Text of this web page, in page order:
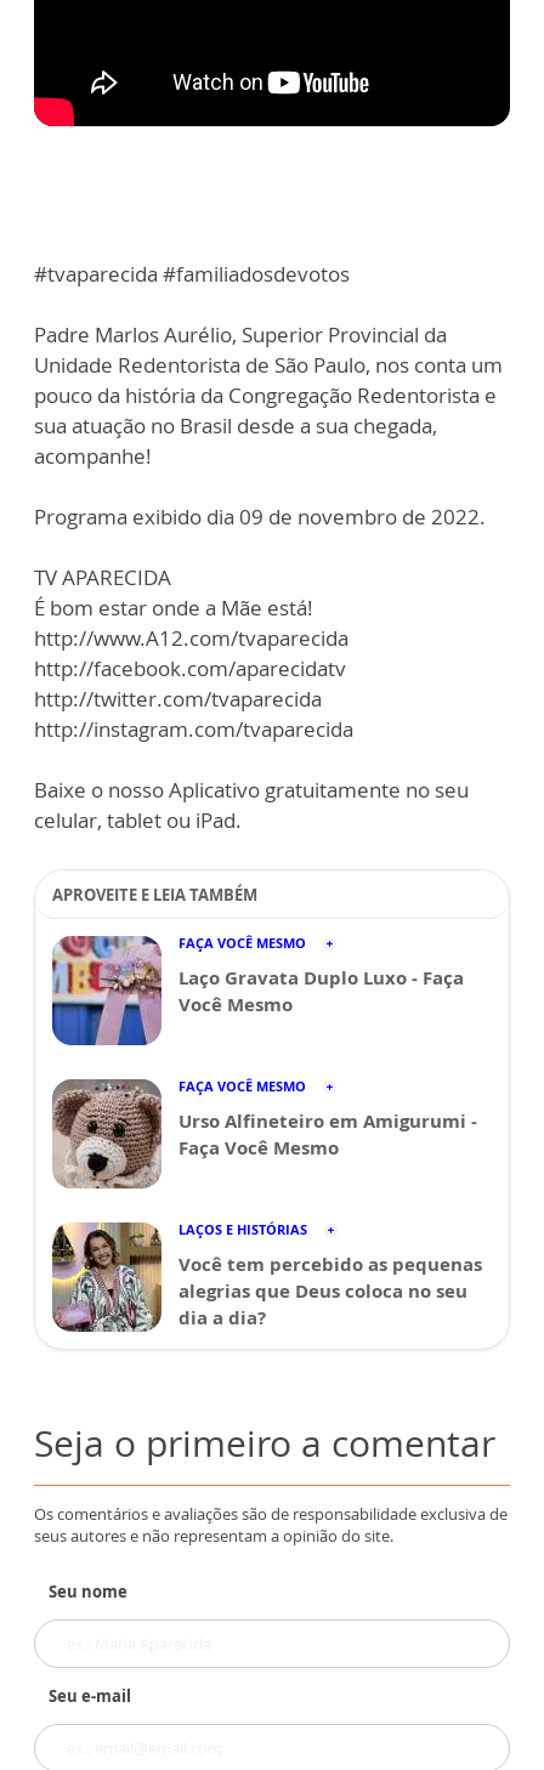
#tvaparecida #familiadosdevotos
Padre Marlos Aurélio, Superior Provincial da
Unidade Redentorista de São Paulo, nos conta um
pouco da história da Congregação Redentorista e
sua atuação no Brasil desde a sua chegada,
acompanhe!
Programa exibido dia 09 de novembro de 2022.
TV APARECIDA
É bom estar onde a Mãe está!
http://www.A12.com/tvaparecida
http://facebook.com/aparecidatv
http://twitter.com/tvaparecida
http://instagram.com/tvaparecida
Baixe o nosso Aplicativo gratuitamente no seu
celular, tablet ou iPad.
APROVEITE E LEIA TAMBÉM
FAÇA VOCÊ MESMO
Laço Gravata Duplo Luxo - Faça
Você Mesmo
FAÇA VOCÊ MESMO
Urso Alfineteiro em Amigurumi -
Faça Você Mesmo
LAÇOS E HISTÓRIAS
Você tem percebido as pequenas
alegrias que Deus coloca no seu
dia a dia?
Seja o primeiro a comentar
Os comentários e avaliações são de responsabilidade exclusiva de
seus autores e não representam a opinião do site.
Seu nome
Seu e-mail